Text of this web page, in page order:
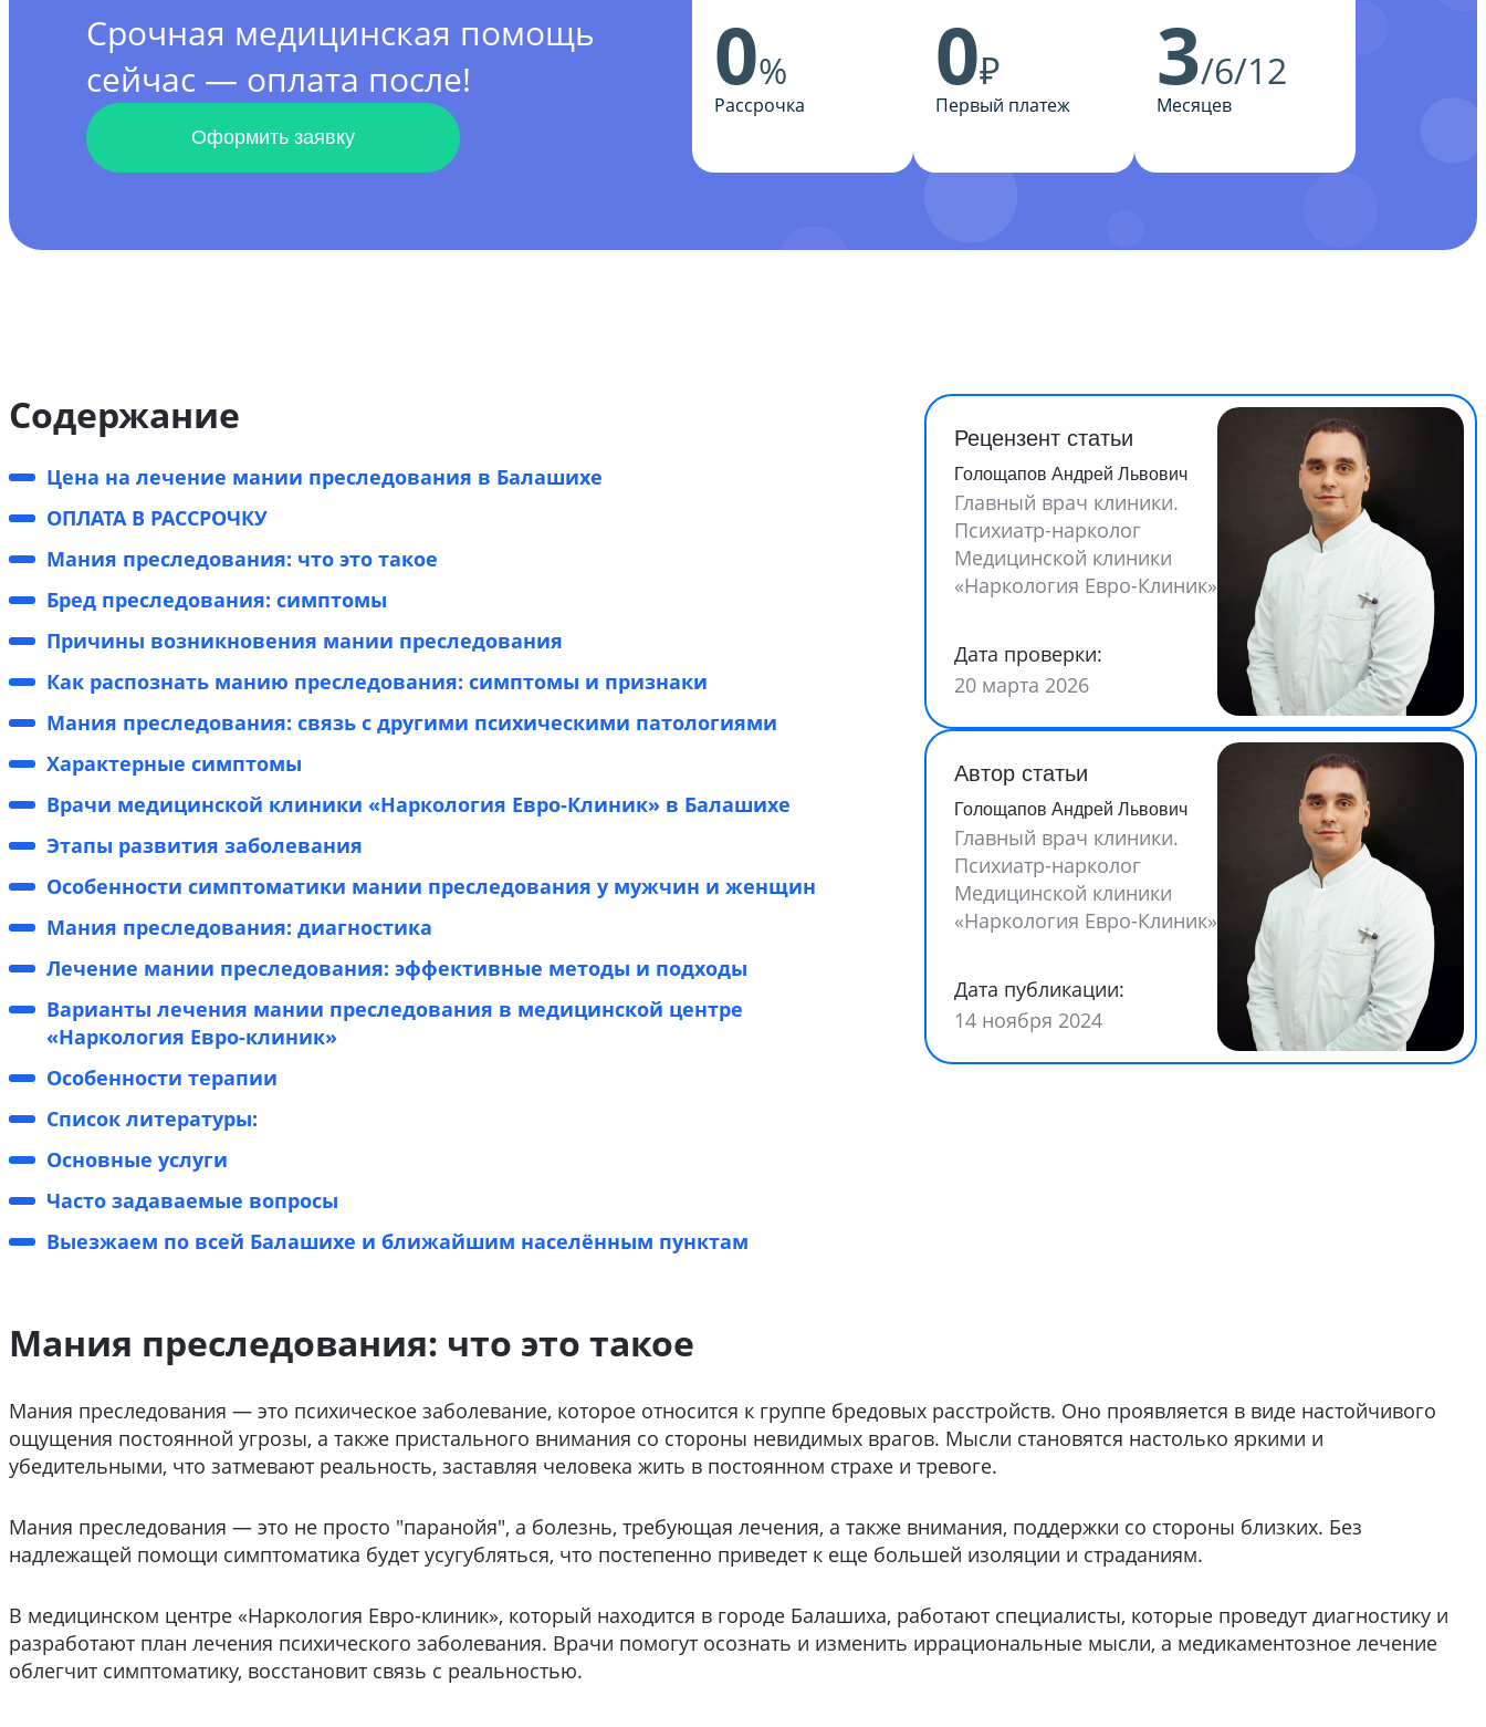
Срочная медицинская помощь
сейчас — оплата после!
0%
Рассрочка 0₽
Первый платеж 3/6/12
Месяцев
Оформить заявку
Рецензент статьи
Голощапов Андрей Львович
Главный врач клиники.
Психиатр-нарколог
Медицинской клиники
«Наркология Евро-Клиник»
Дата проверки:
20 марта 2026
Автор статьи
Голощапов Андрей Львович
Главный врач клиники.
Психиатр-нарколог
Медицинской клиники
«Наркология Евро-Клиник»
Дата публикации:
14 ноября 2024
Содержание
Цена на лечение мании преследования в Балашихе
ОПЛАТА В РАССРОЧКУ
Мания преследования: что это такое
Бред преследования: симптомы
Причины возникновения мании преследования
Как распознать манию преследования: симптомы и признаки
Мания преследования: связь с другими психическими патологиями
Характерные симптомы
Врачи медицинской клиники «Наркология Евро-Клиник» в Балашихе
Этапы развития заболевания
Особенности симптоматики мании преследования у мужчин и женщин
Мания преследования: диагностика
Лечение мании преследования: эффективные методы и подходы
Варианты лечения мании преследования в медицинской центре
«Наркология Евро-клиник»
Особенности терапии
Список литературы:
Основные услуги
Часто задаваемые вопросы
Выезжаем по всей Балашихе и ближайшим населённым пунктам
Мания преследования: что это такое
Мания преследования — это психическое заболевание, которое относится к группе бредовых расстройств. Оно проявляется в виде настойчивого
ощущения постоянной угрозы, а также пристального внимания со стороны невидимых врагов. Мысли становятся настолько яркими и
убедительными, что затмевают реальность, заставляя человека жить в постоянном страхе и тревоге.
Мания преследования — это не просто "паранойя", а болезнь, требующая лечения, а также внимания, поддержки со стороны близких. Без
надлежащей помощи симптоматика будет усугубляться, что постепенно приведет к еще большей изоляции и страданиям.
В медицинском центре «Наркология Евро-клиник», который находится в городе Балашиха, работают специалисты, которые проведут диагностику и
разработают план лечения психического заболевания. Врачи помогут осознать и изменить иррациональные мысли, а медикаментозное лечение
облегчит симптоматику, восстановит связь с реальностью.